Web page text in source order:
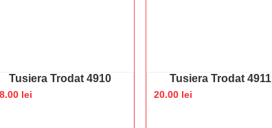
Tusiera Trodat 4910
lei
Tusiera Trodat 4911
20.00 lei